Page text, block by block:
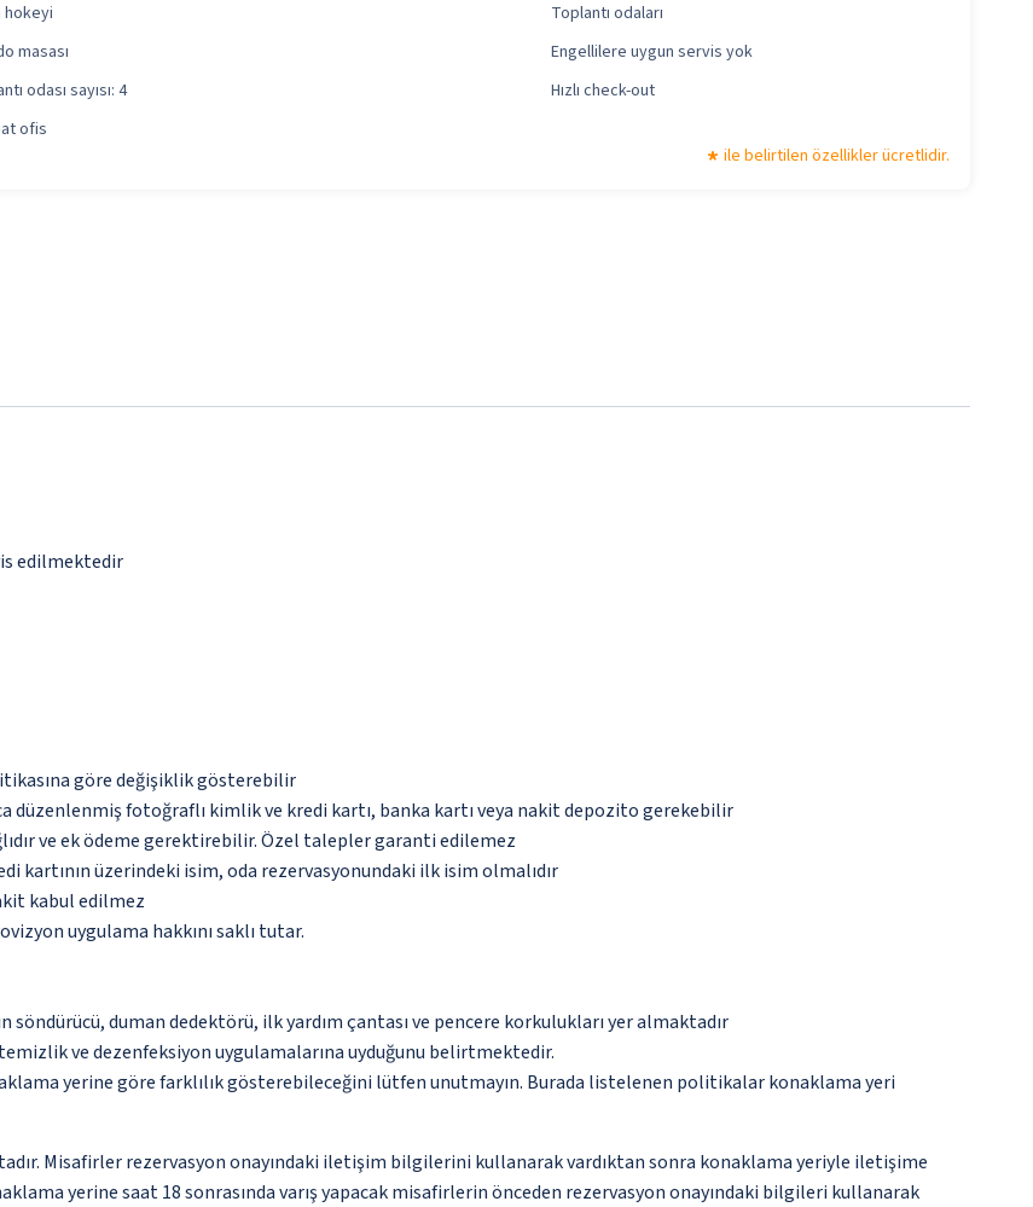
hokeyi
Toplantı odaları
masası
Engellilere uygun servis yok
odası sayısı: 4
Hızlı check-out
ofis
ile belirtilen özellikler ücretlidir.
edilmektedir
göre değişiklik gösterebilir
fotoğraflı kimlik ve kredi kartı, banka kartı veya nakit depozito gerekebilir
ve ek ödeme gerektirebilir. Özel talepler garanti edilemez
kartının üzerindeki isim, oda rezervasyonundaki ilk isim olmalıdır
kabul edilmez
uygulama hakkını saklı tutar.
duman dedektörü, ilk yardım çantası ve pencere korkulukları yer almaktadır
ve dezenfeksiyon uygulamalarına uyduğunu belirtmektedir.
yerine göre farklılık gösterebileceğini lütfen unutmayın. Burada listelenen politikalar konaklama yeri
Misafirler rezervasyon onayındaki iletişim bilgilerini kullanarak vardıktan sonra konaklama yeriyle iletişime
yerine saat 18 sonrasında varış yapacak misafirlerin önceden rezervasyon onayındaki bilgileri kullanarak